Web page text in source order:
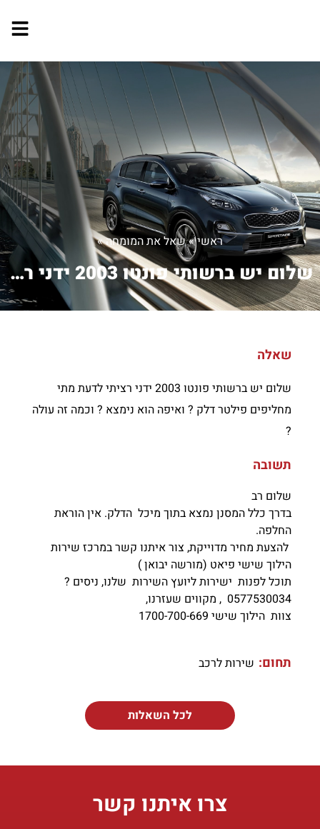
ראשי»שאל את המומחה»
שלום יש ברשותי פונטו 2003 ידני רציתי ...
שאלה
שלום יש ברשותי פונטו 2003 ידני רציתי לדעת מתי
מחליפים פילטר דלק ? ואיפה הוא נימצא ? וכמה זה עולה
?
תשובה
שלום רב
בדרך כלל המסנן נמצא בתוך מיכל הדלק. אין הוראת
החלפה.
להצעת מחיר מדוייקת, צור איתנו קשר במרכז שירות
הילוך שישי פיאט (מורשה יבואן )
תוכל לפנות ישירות ליועץ השירות שלנו, ניסים ?
0577530034 , מקווים שעזרנו,
צוות הילוך שישי 1700-700-669
תחום: שירות לרכב
לכל השאלות
צרו איתנו קשר